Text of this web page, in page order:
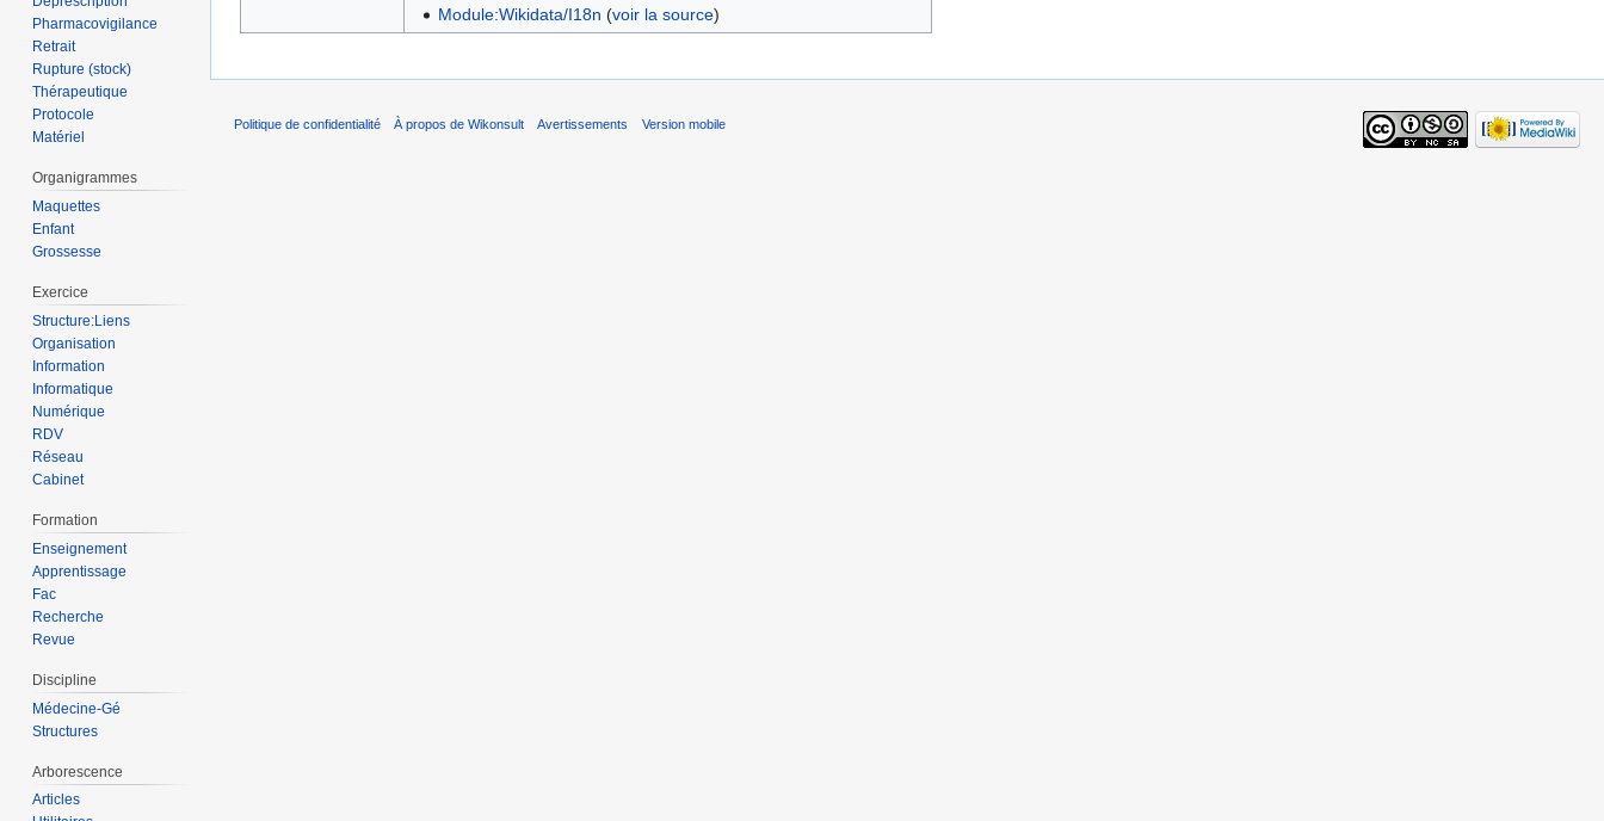
Module:Wikidata/I18n (voir la source)
Pharmacovigilance
Retrait
Rupture (stock)
Thérapeutique
Protocole
Matériel
Organigrammes
Maquettes
Enfant
Grossesse
Exercice
Structure:Liens
Organisation
Information
Informatique
Numérique
RDV
Réseau
Cabinet
Formation
Enseignement
Apprentissage
Fac
Recherche
Revue
Discipline
Médecine-Gé
Structures
Arborescence
Articles
Politique de confidentialité À propos de Wikonsult Avertissements Version mobile